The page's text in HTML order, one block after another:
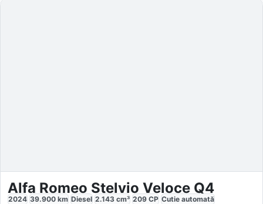
Alfa Romeo Stelvio Veloce Q4
2024 39.900 km Diesel 2.143 cm³ 209 CP Cutie automată